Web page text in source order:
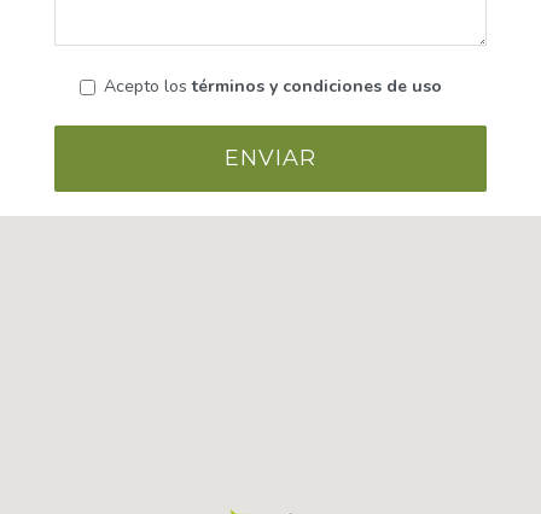
Acepto lostérminos y condiciones de uso